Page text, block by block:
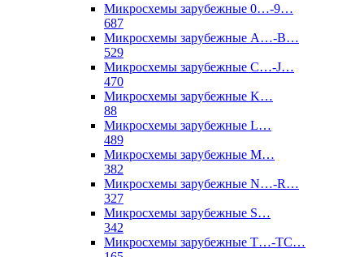
Микросхемы зарубежные 0…-9…
687
Микросхемы зарубежные A…-B…
529
Микросхемы зарубежные C…-J…
470
Микросхемы зарубежные K…
88
Микросхемы зарубежные L…
489
Микросхемы зарубежные M…
382
Микросхемы зарубежные N…-R…
327
Микросхемы зарубежные S…
342
Микросхемы зарубежные T…-TC…